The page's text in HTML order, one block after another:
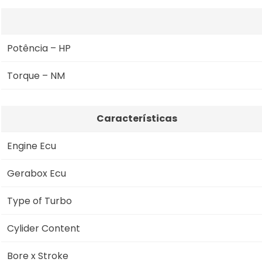
Potência – HP
Torque – NM
Características
Engine Ecu
Gerabox Ecu
Type of Turbo
Cylider Content
Bore x Stroke